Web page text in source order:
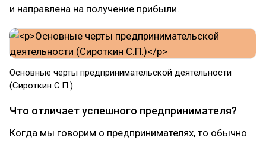
и направлена на получение прибыли.
Основные черты предпринимательской деятельности
(Сироткин С.П.)
Что отличает успешного предпринимателя?
Когда мы говорим о предпринимателях, то обычно